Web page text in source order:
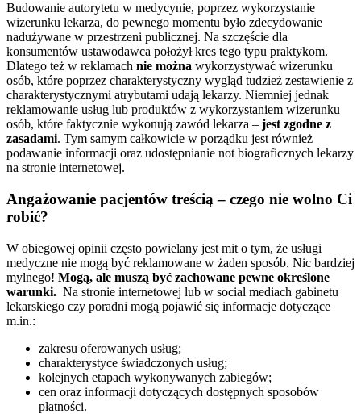
Budowanie autorytetu w medycynie, poprzez wykorzystanie
wizerunku lekarza, do pewnego momentu było zdecydowanie
nadużywane w przestrzeni publicznej. Na szczęście dla
konsumentów ustawodawca położył kres tego typu praktykom.
Dlatego też w reklamach nie można wykorzystywać wizerunku
osób, które poprzez charakterystyczny wygląd tudzież zestawienie z
charakterystycznymi atrybutami udają lekarzy. Niemniej jednak
reklamowanie usług lub produktów z wykorzystaniem wizerunku
osób, które faktycznie wykonują zawód lekarza – jest zgodne z
zasadami. Tym samym całkowicie w porządku jest również
podawanie informacji oraz udostępnianie not biograficznych lekarzy
na stronie internetowej.
Angażowanie pacjentów treścią – czego nie wolno Ci
robić?
W obiegowej opinii często powielany jest mit o tym, że usługi
medyczne nie mogą być reklamowane w żaden sposób. Nic bardziej
mylnego! Mogą, ale muszą być zachowane pewne określone
warunki. Na stronie internetowej lub w social mediach gabinetu
lekarskiego czy poradni mogą pojawić się informacje dotyczące
m.in.:
zakresu oferowanych usług;
charakterystyce świadczonych usług;
kolejnych etapach wykonywanych zabiegów;
cen oraz informacji dotyczących dostępnych sposobów
płatności.